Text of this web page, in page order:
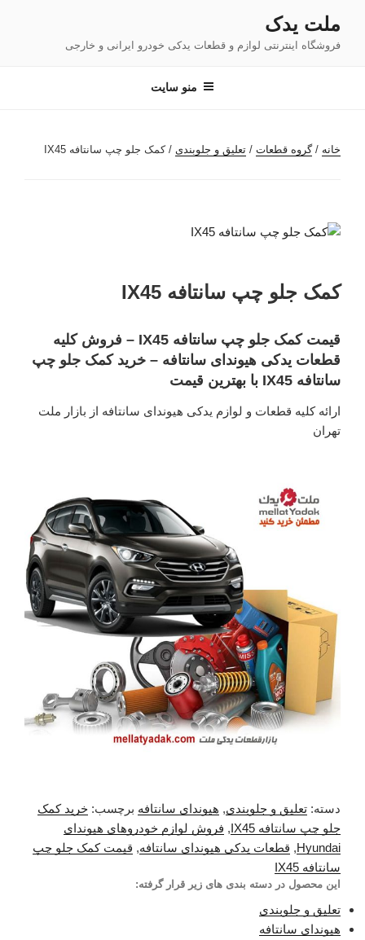
محتوا
ملت یدک
فروشگاه اینترنتی لوازم و قطعات یدکی خودرو ایرانی و خارجی
منو سایت
خانه /گروه قطعات / تعلیق و جلوبندی / کمک جلو چپ سانتافه IX45
کمک جلو چپ سانتافه IX45
قیمت کمک جلو چپ سانتافه IX45 – فروش کلیه
قطعات یدکی هیوندای سانتافه – خرید کمک جلو چپ
سانتافه IX45 با بهترین قیمت
ارائه کلیه قطعات و لوازم یدکی هیوندای سانتافه از بازار ملت
تهران
دسته: تعلیق و جلوبندی, هیوندای سانتافه برچسب: خرید کمک
جلو چپ سانتافه IX45
, فروش لوازم خودروهای هیوندای
Hyundai
, قطعات یدکی هیوندای سانتافه, قیمت کمک جلو چپ
سانتافه IX45
این محصول در دسته بندی های زیر قرار گرفته:
تعلیق و جلوبندی
هیوندای سانتافه